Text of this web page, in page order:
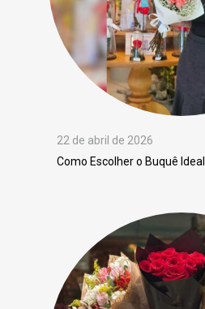
22 de abril de 2026
Como Escolher o Buquê